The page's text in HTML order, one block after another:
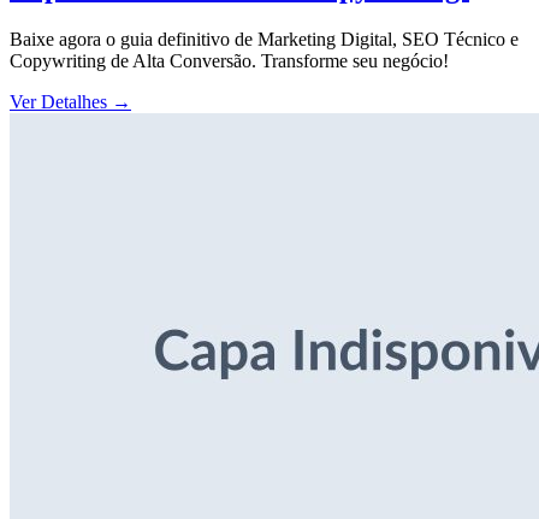
Baixe agora o guia definitivo de Marketing Digital, SEO Técnico e
Copywriting de Alta Conversão. Transforme seu negócio!
Ver Detalhes →